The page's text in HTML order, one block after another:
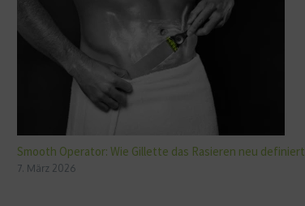
Smooth Operator: Wie Gillette das Rasieren neu definiert
7. März 2026